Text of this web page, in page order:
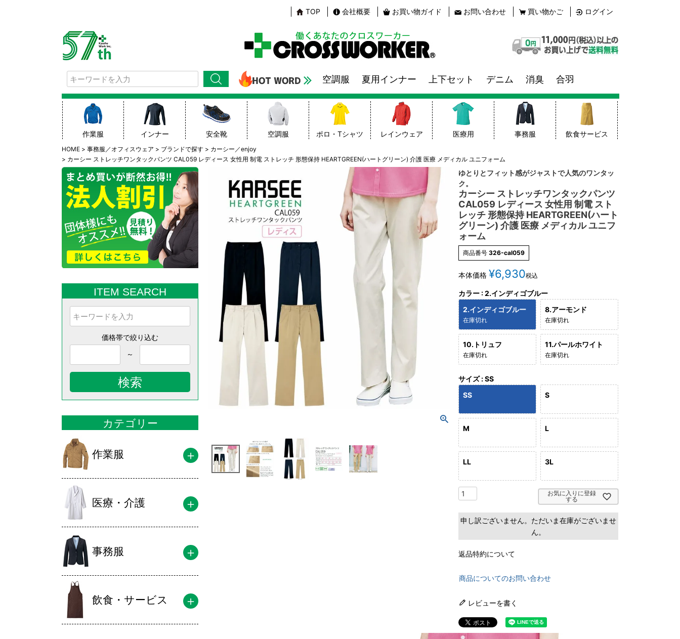
TOP 会社概要 お買い物ガイド お問い合わせ 買い物かご ログイン
検索
空調服 夏用インナー 上下セット デニム 消臭 合羽
作業服 インナー 安全靴 空調服 ポロ・Tシャツ レインウェア 医療用 事務服 飲食サービス
HOME 事務服／オフィスウェア ブランドで探す
カーシー／enjoy
カーシー ストレッチワンタックパンツ CAL059 レディース 女性用 制電 ストレッチ 形態保持 HEARTGREEN(ハートグリーン) 介護 医療 メディカル ユニフォーム
ITEM SEARCH
価格帯で絞り込む
～
検索
カテゴリー
作業服
医療・介護
事務服
飲食・サービス
ゆとりとフィット感がジャストで人気のワンタッ
ク。
カーシー ストレッチワンタックパンツ
CAL059 レディース 女性用 制電 スト
レッチ 形態保持 HEARTGREEN(ハート
グリーン) 介護 医療 メディカル ユニフ
ォーム
商品番号 326-cal059
本体価格 ¥6,930税込
カラー 2.インディゴブルー
2.インディゴブルー
在庫切れ
8.アーモンド
在庫切れ
10.トリュフ
在庫切れ
11.パールホワイト
在庫切れ
サイズ SS
SS
S
M L
LL 3L
お気に入りに登録
する
申し訳ございません。ただいま在庫がございませ
ん。
返品特約について
商品についてのお問い合わせ
レビューを書く